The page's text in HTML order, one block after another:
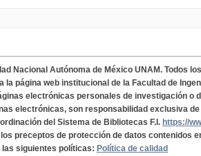
Nacional Autónoma de México UNAM. Todos
la página web institucional de la Facultad de
electrónicas personales de investigación o
electrónicas, son responsabilidad exclusiva
del Sistema de Bibliotecas F.I. https://
preceptos de protección de datos contenidos
las siguientes políticas: Política de calidad